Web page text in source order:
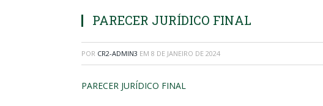
PARECER JURÍDICO FINAL
POR CR2-ADMIN3 EM 8 DE JANEIRO DE 2024
PARECER JURÍDICO FINAL